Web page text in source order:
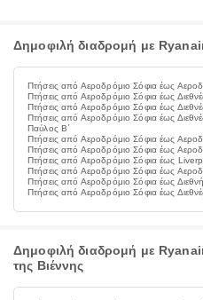
Δημοφιλή διαδρομή με
Πτήσεις από Αεροδρόμιο Σόφια έως
Πτήσεις από Αεροδρόμιο Σόφια έως
Πτήσεις από Αεροδρόμιο Σόφια έως
Πτήσεις από Αεροδρόμιο Σόφια έως
Παύλος Β΄
Πτήσεις από Αεροδρόμιο Σόφια έως
Πτήσεις από Αεροδρόμιο Σόφια έως
Πτήσεις από Αεροδρόμιο Σόφια έως
Πτήσεις από Αεροδρόμιο Σόφια έως
Πτήσεις από Αεροδρόμιο Σόφια έως
Πτήσεις από Αεροδρόμιο Σόφια έως
Δημοφιλή διαδρομή με
της Βιέννης